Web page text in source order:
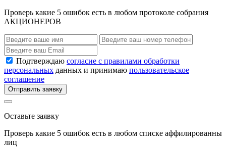
Проверь какие 5 ошибок есть в любом протоколе собрания
АКЦИОНЕРОВ
Подтверждаю согласие с правилами обработки
персональных данных и принимаю пользовательское
соглашение
Отправить заявку
Оставьте заявку
Проверь какие 5 ошибок есть в любом списке аффилированны
лиц